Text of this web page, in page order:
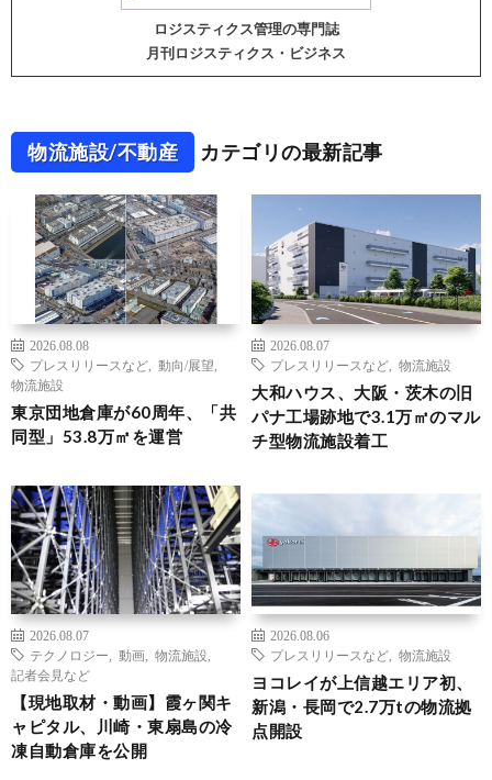
ロジスティクス管理の専門誌
月刊ロジスティクス・ビジネス
物流施設/不動産 カテゴリの最新記事
2026.08.08
プレスリリースなど
動向/展望
物流施設
東京団地倉庫が60周年、「共
同型」53.8万㎡を運営
2026.08.07
プレスリリースなど
物流施設
大和ハウス、大阪・茨木の旧
パナ工場跡地で3.1万㎡のマル
チ型物流施設着工
2026.08.07
テクノロジー
動画 物流施設
記者会見など
【現地取材・動画】霞ヶ関キ
ャピタル、川崎・東扇島の冷
凍自動倉庫を公開
2026.08.06
プレスリリースなど
物流施設
ヨコレイが上信越エリア初、
新潟・長岡で2.7万tの物流拠
点開設